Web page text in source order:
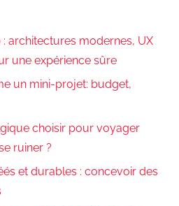
architectures modernes, UX
une expérience sûre
un mini-projet: budget,
choisir pour voyager
ruiner ?
et durables : concevoir des